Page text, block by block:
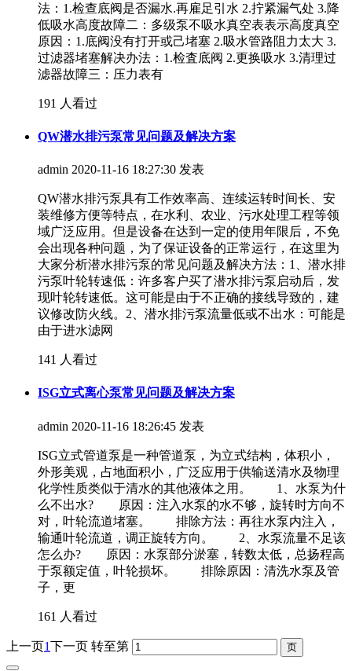
法：1.检查底阀是否漏水.再雇足引水 2.拧紧漏气处 3.降
低吸水高度故障二：多级泵不吸水真空表表示高度真空
原因：1.底阀没有打开或己堵塞 2.吸水管路阻力太大 3.
过滤器堵塞解决办法：1.检査底阀 2.更换吸水 3.清理过
滤器故障三：压力表有
191 人看过
QW潜水排污泵常见问题及解决方案
admin 2020-11-16 18:27:30 发表
QW潜水排污泵具有工作效率高、连续运转时间长、安
装维修方便等特点，在水利、农业、污水处理工程等领
域广泛应用。但是设备在达到一定的使用年限后，不免
会出现各种问题，为了保证设备的正常运行，在这里为
大家分析潜水排污泵的常见问题及解决方法：1、潜水排
污泵叶轮转速低：许多客户买了潜水排污泵启动后，发
现叶轮转速低。这可能是由于不正确的接线导致的，建
议修改防火线。2、潜水排污泵流量低或不出水：可能是
由于进水滤网
141 人看过
ISG立式离心泵常见问题及解决方案
admin 2020-11-16 18:26:45 发表
ISG立式管道泵是一种管道泵，为立式结构，体积小，
外形美观，占地面积小，广泛应用于供输送清水及物理
化学性质类似于清水的其他液体之用。 1、水泵为什
么不出水? 原因：注入水泵的水不够，旋转时方向不
对，叶轮流道堵塞。 排除方法：再往水泵内注入，
输通叶轮流道，调正旋转方向。 2、水泵流量不足该
怎么办? 原因：水泵部分淤塞，转数太低，总扬程高
于泵额定值，叶轮损坏。 排除原因：清洗水泵及管
子，更
161 人看过
上一页1下一页 转至第